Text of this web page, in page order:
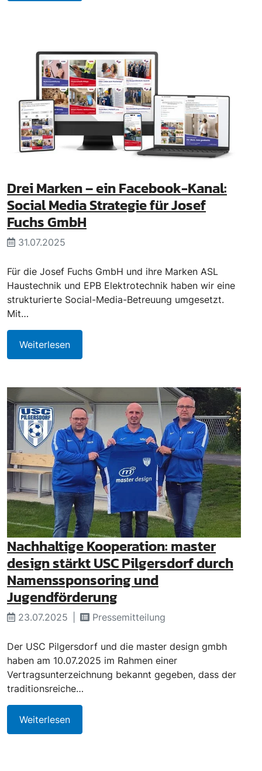
Drei Marken – ein Facebook-Kanal:
Social Media Strategie für Josef
Fuchs GmbH
31.07.2025
Für die Josef Fuchs GmbH und ihre Marken ASL
Haustechnik und EPB Elektrotechnik haben wir eine
strukturierte Social-Media-Betreuung umgesetzt.
Mit…
Weiterlesen
Nachhaltige Kooperation: master
design stärkt USC Pilgersdorf durch
Namenssponsoring und
Jugendförderung
23.07.2025 Pressemitteilung
Der USC Pilgersdorf und die master design gmbh
haben am 10.07.2025 im Rahmen einer
Vertragsunterzeichnung bekannt gegeben, dass der
traditionsreiche…
Weiterlesen